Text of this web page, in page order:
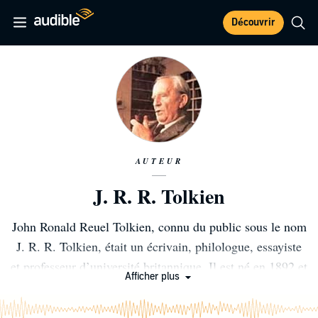
Découvrir
AUTEUR
J. R. R. Tolkien
John Ronald Reuel Tolkien, connu du public sous le nom
J. R. R. Tolkien, était un écrivain, philologue, essayiste
et professeur d’université britannique. Il est né en 1892 et
mort en 1973, et on lui doit notamment la mythique saga
du Seigneur des anneaux ; saga qui a d'ailleurs largement
Afficher plus